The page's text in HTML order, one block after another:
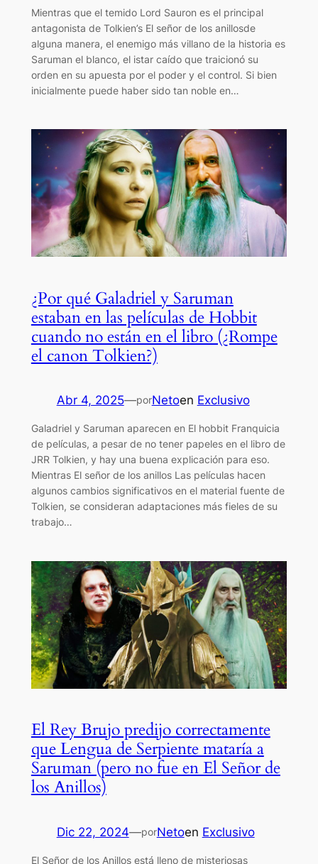
Mientras que el temido Lord Sauron es el principal
antagonista de Tolkien’s El señor de los anillosde
alguna manera, el enemigo más villano de la historia es
Saruman el blanco, el istar caído que traicionó su
orden en su apuesta por el poder y el control. Si bien
inicialmente puede haber sido tan noble en…
¿Por qué Galadriel y Saruman
estaban en las películas de Hobbit
cuando no están en el libro (¿Rompe
el canon Tolkien?)
Abr 4, 2025—porNetoen Exclusivo
Galadriel y Saruman aparecen en El hobbit Franquicia
de películas, a pesar de no tener papeles en el libro de
JRR Tolkien, y hay una buena explicación para eso.
Mientras El señor de los anillos Las películas hacen
algunos cambios significativos en el material fuente de
Tolkien, se consideran adaptaciones más fieles de su
trabajo…
El Rey Brujo predijo correctamente
que Lengua de Serpiente mataría a
Saruman (pero no fue en El Señor de
los Anillos)
Dic 22, 2024—porNetoen Exclusivo
El Señor de los Anillos está lleno de misteriosas